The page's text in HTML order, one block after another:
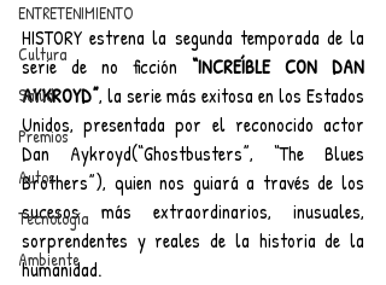
ENTRETENIMIENTO
Cultura
Salud
Premios
Autos
Tecnología
Ambiente
HISTORY estrena la segunda temporada de la
serie de no ficción “INCREÍBLE CON DAN
AYKROYD”, la serie más exitosa en los Estados
Unidos, presentada por el reconocido actor
Dan Aykroyd(“Ghostbusters”, “The Blues
Brothers”), quien nos guiará a través de los
sucesos más extraordinarios, inusuales,
sorprendentes y reales de la historia de la
humanidad.